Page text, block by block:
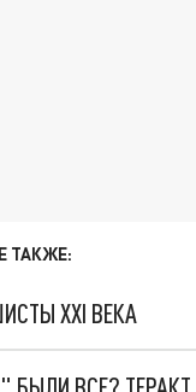
ТАКЖЕ:
XXI ВЕКА